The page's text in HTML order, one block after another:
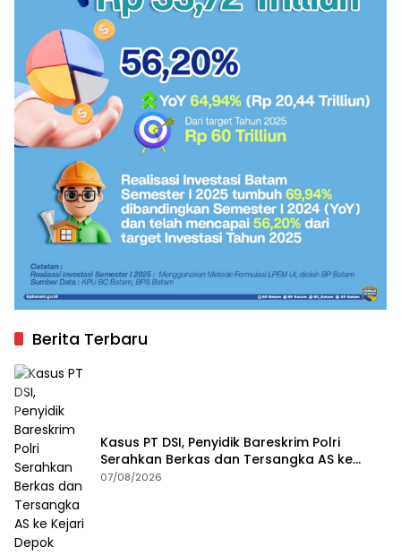
Berita Terbaru
Kasus PT DSI, Penyidik Bareskrim Polri
Serahkan Berkas dan Tersangka AS ke
Kejari Depok
07/08/2026